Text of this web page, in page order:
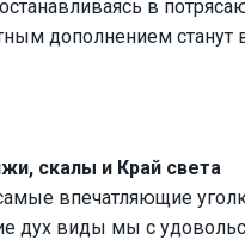
в
дополнением станут
скалы и Край света
впечатляющие
дух виды мы с